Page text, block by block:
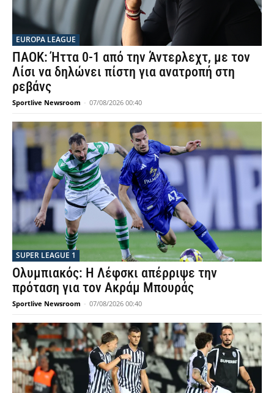
EUROPA LEAGUE
ΠΑΟΚ: Ήττα 0-1 από την Άντερλεχτ, με τον
Λίσι να δηλώνει πίστη για ανατροπή στη
ρεβάνς
Sportlive Newsroom - 07/08/2026 00:40
SUPER LEAGUE 1
Ολυμπιακός: Η Λέφσκι απέρριψε την
πρόταση για τον Ακράμ Μπουράς
Sportlive Newsroom - 07/08/2026 00:40